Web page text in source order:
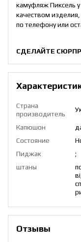
камуфляж Пиксель
качеством
по телефону или
СДЕЛАЙТЕ
Страна
производитель
Капюшон
Состояние
Пиджак
;
штаны
Отзывы